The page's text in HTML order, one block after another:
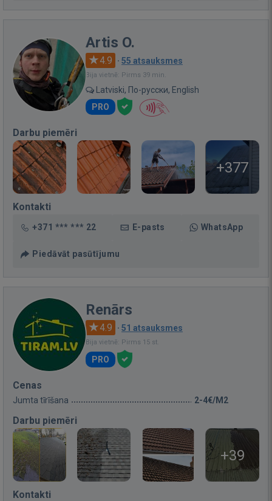
Artis O.
4.9 · 55 atsauksmes
Bija vietnē: Pirms 39 min.
Latviski, По-русски, English
PRO
Darbu piemēri
+377
Kontakti
+371 *** *** 22 E-pasts WhatsApp
Piedāvāt pasūtījumu
Renārs
4.9 · 51 atsauksmes
Bija vietnē: Pirms 15 st.
PRO
Cenas
Jumta tīrīšana 2-4€/M2
Darbu piemēri
+39
Kontakti